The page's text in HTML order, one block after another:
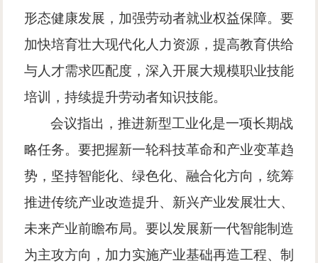
形态健康发展，加强劳动者就业权益保障。要
加快培育壮大现代化人力资源，提高教育供给
与人才需求匹配度，深入开展大规模职业技能
培训，持续提升劳动者知识技能。
会议指出，推进新型工业化是一项长期战
略任务。要把握新一轮科技革命和产业变革趋
势，坚持智能化、绿色化、融合化方向，统筹
推进传统产业改造提升、新兴产业发展壮大、
未来产业前瞻布局。要以发展新一代智能制造
为主攻方向，加力实施产业基础再造工程、制